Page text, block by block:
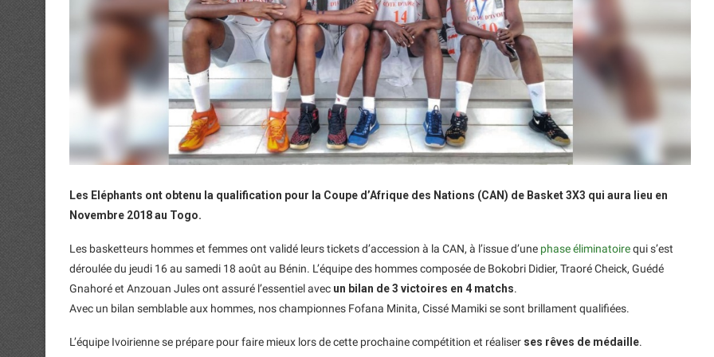
Les Eléphants ont obtenu la qualification pour la Coupe d’Afrique des Nations (CAN) de Basket 3X3 qui aura lieu en
Novembre 2018 au Togo.
Les basketteurs hommes et femmes ont validé leurs tickets d’accession à la CAN, à l’issue d’une phase éliminatoirequi s’est
déroulée du jeudi 16 au samedi 18 août au Bénin. L’équipe des hommes composée de Bokobri Didier, Traoré Cheick, Guédé
Gnahoré et Anzouan Jules ont assuré l’essentiel avec un bilan de 3 victoires en 4 matchs.
Avec un bilan semblable aux hommes, nos championnes Fofana Minita, Cissé Mamiki se sont brillament qualifiées.
L’équipe Ivoirienne se prépare pour faire mieux lors de cette prochaine compétition et réaliser ses rêves de médaille.